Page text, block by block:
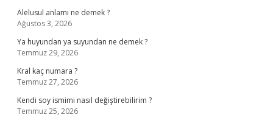
Alelusul anlamı ne demek ?
Ağustos 3, 2026
Ya huyundan ya suyundan ne demek ?
Temmuz 29, 2026
Kral kaç numara ?
Temmuz 27, 2026
Kendi soy ismimi nasıl değiştirebilirim ?
Temmuz 25, 2026